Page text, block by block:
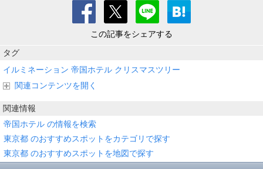
この記事をシェアする
タグ
イルミネーション 帝国ホテル クリスマスツリー
関連コンテンツを開く
関連情報
帝国ホテル の情報を検索
東京都 のおすすめスポットをカテゴリで探す
東京都 のおすすめスポットを地図で探す